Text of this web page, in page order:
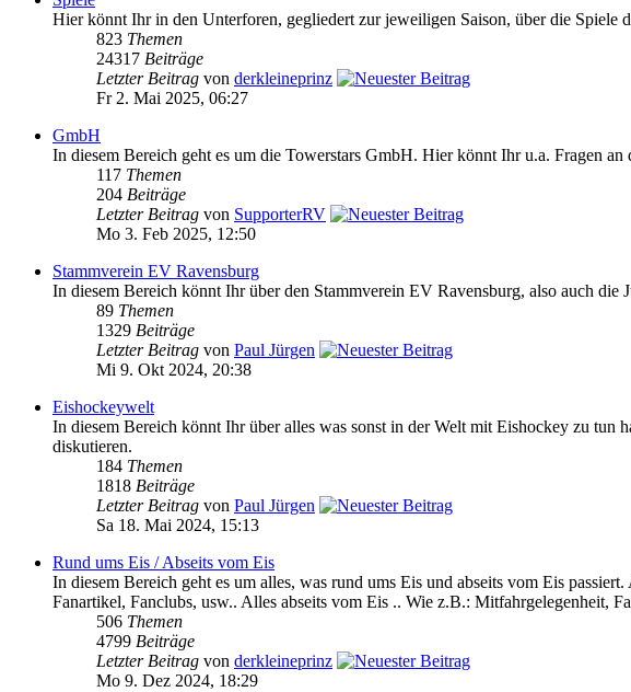
Hier könnt Ihr in den Unterforen, gegliedert zur jeweiligen Saison, über die Spiele
823 Themen
24317 Beiträge
Letzter Beitrag von derkleineprinz
Fr 2. Mai 2025, 06:27
GmbH
In diesem Bereich geht es um die Towerstars GmbH. Hier könnt Ihr u.a. Fragen
117 Themen
204 Beiträge
Letzter Beitrag von SupporterRV
Mo 3. Feb 2025, 12:50
Stammverein EV Ravensburg
In diesem Bereich könnt Ihr über den Stammverein EV Ravensburg, also auch die
89 Themen
1329 Beiträge
Letzter Beitrag von Paul Jürgen
Mi 9. Okt 2024, 20:38
Eishockeywelt
In diesem Bereich könnt Ihr über alles was sonst in der Welt mit Eishockey zu
diskutieren.
184 Themen
1818 Beiträge
Letzter Beitrag von Paul Jürgen
Sa 18. Mai 2024, 15:13
Rund ums Eis / Abseits vom Eis
In diesem Bereich geht es um alles, was rund ums Eis und abseits vom Eis
Fanartikel, Fanclubs, usw.. Alles abseits vom Eis .. Wie z.B.: Mitfahrgelegenheit,
506 Themen
4799 Beiträge
Letzter Beitrag von derkleineprinz
Mo 9. Dez 2024, 18:29